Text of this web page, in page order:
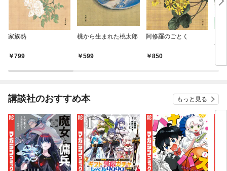
家族熱
799
桃から生まれた桃太郎
599
阿修羅のごとく
850
ナ
講談社のおすすめ本 もっと見る